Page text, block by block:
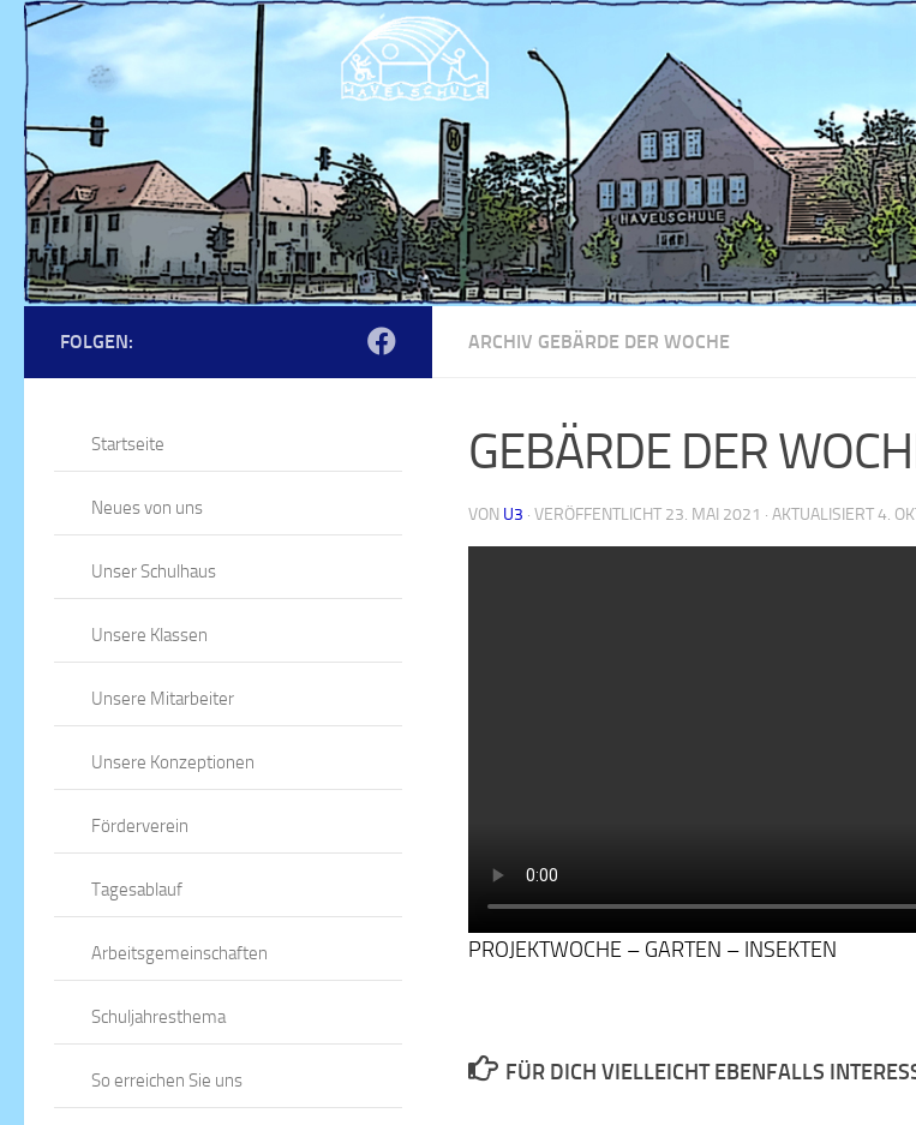
Zum Inhalt springen
ARCHIV GEBÄRDE DER WOCHE
GEBÄRDE DER
VON U3 · VERÖFFENTLICHT 23. MAI 2021 · AKTUALISIERT4.
PROJEKTWOCHE – GARTEN – INSEKTEN
FÜR DICH VIELLEICHT EBENFALLS
FOLGEN:
Startseite
Neues von uns
Unser Schulhaus
Unsere Klassen
Unsere Mitarbeiter
Unsere Konzeptionen
Förderverein
Tagesablauf
Arbeitsgemeinschaften
Schuljahresthema
So erreichen Sie uns